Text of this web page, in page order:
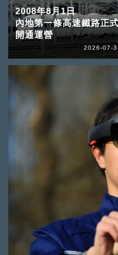
2008年8月1日
內地第一條高速鐵路正式
開通運營
2026-07-